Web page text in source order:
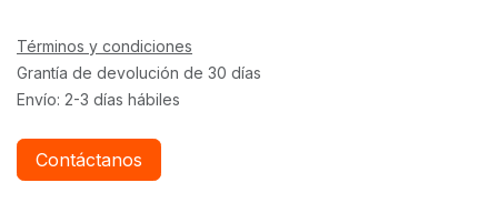
Términos y condiciones
Grantía de devolución de 30 días
Envío: 2-3 días hábiles
Contáctanos